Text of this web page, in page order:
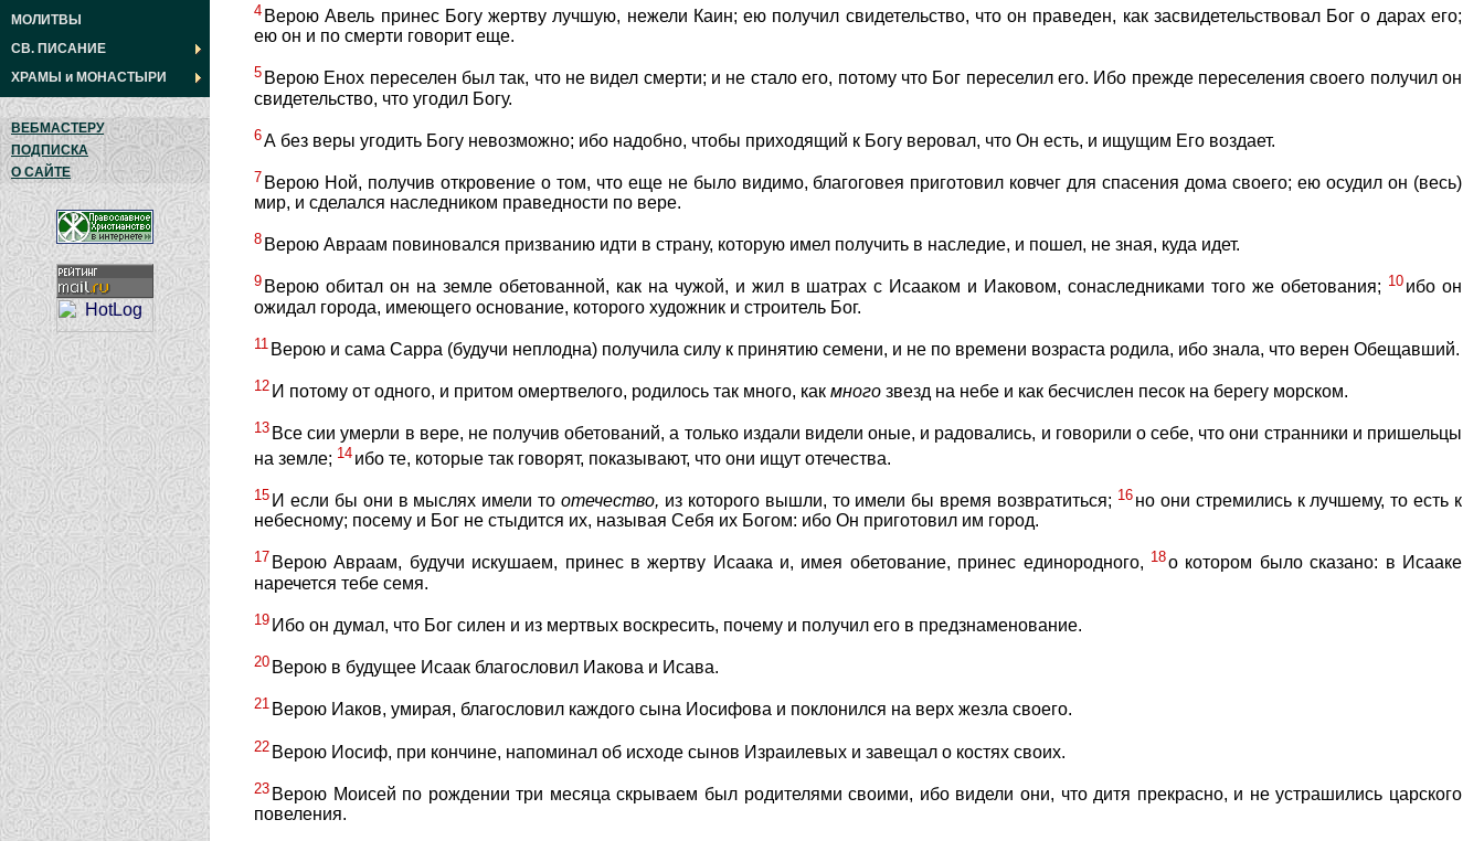
МОЛИТВЫ
СВ. ПИСАНИЕ
ХРАМЫ и МОНАСТЫРИ
ВЕБМАСТЕРУ
ПОДПИСКА
О САЙТЕ
4 Верою Авель принес Богу жертву лучшую, нежели Каин; ею получил свидетельство, что он праведен, как засвидетельствовал Бог о дарах его;
ею он и по смерти говорит еще.
5 Верою Енох переселен был так, что не видел смерти; и не стало его, потому что Бог переселил его. Ибо прежде переселения своего получил он
свидетельство, что угодил Богу.
6А без веры угодить Богу невозможно; ибо надобно, чтобы приходящий к Богу веровал, что Он есть, и ищущим Его воздает.
7 Верою Ной, получив откровение о том, что еще не было видимо, благоговея приготовил ковчег для спасения дома своего; ею осудил он (весь)
мир, и сделался наследником праведности по вере.
8 Верою Авраам повиновался призванию идти в страну, которую имел получить в наследие, и пошел, не зная, куда идет.
9 Верою обитал он на земле обетованной, как на чужой, и жил в шатрах с Исааком и Иаковом, сонаследниками того же обетования; 10 ибо он
ожидал города, имеющего основание, которого художник и строитель Бог.
11 Верою и сама Сарра (будучи неплодна) получила силу к принятию семени, и не по времени возраста родила, ибо знала, что верен Обещавший.
12 И потому от одного, и притом омертвелого, родилось так много, как много звезд на небе и как бесчислен песок на берегу морском.
13 Все сии умерли в вере, не получив обетований, а только издали видели оные, и радовались, и говорили о себе, что они странники и пришельцы
на земле; 14 ибо те, которые так говорят, показывают, что они ищут отечества.
15 И если бы они в мыслях имели то отечество, из которого вышли, то имели бы время возвратиться; 16 но они стремились к лучшему, то есть к
небесному; посему и Бог не стыдится их, называя Себя их Богом: ибо Он приготовил им город.
17 Верою Авраам, будучи искушаем, принес в жертву Исаака и, имея обетование, принес единородного, 18о котором было сказано: в Исааке
наречется тебе семя.
19 Ибо он думал, что Бог силен и из мертвых воскресить, почему и получил его в предзнаменование.
20 Верою в будущее Исаак благословил Иакова и Исава.
21 Верою Иаков, умирая, благословил каждого сына Иосифова и поклонился на верх жезла своего.
22 Верою Иосиф, при кончине, напоминал об исходе сынов Израилевых и завещал о костях своих.
23 Верою Моисей по рождении три месяца скрываем был родителями своими, ибо видели они, что дитя прекрасно, и не устрашились царского
повеления.